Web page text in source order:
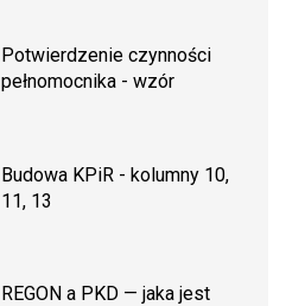
Potwierdzenie czynności
pełnomocnika - wzór
Budowa KPiR - kolumny 10,
11, 13
REGON a PKD — jaka jest